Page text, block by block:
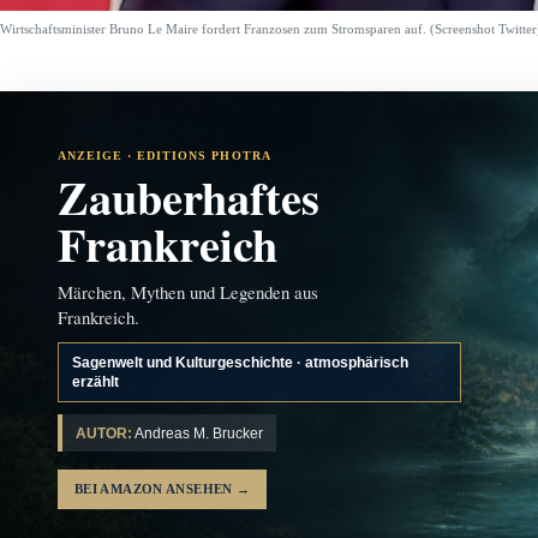
Wirtschaftsminister Bruno Le Maire fordert Franzosen zum Stromsparen auf. (Screenshot
ANZEIGE · EDITIONS PHOTRA
Zauberhaftes
Frankreich
Märchen, Mythen und Legenden aus
Frankreich.
Sagenwelt und Kulturgeschichte · atmosphärisch
erzählt
AUTOR: Andreas M. Brucker
BEI AMAZON ANSEHEN →